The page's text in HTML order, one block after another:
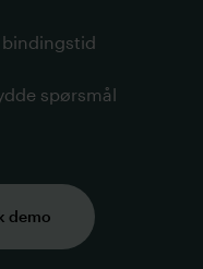
bindingstid
spørsmål
demo